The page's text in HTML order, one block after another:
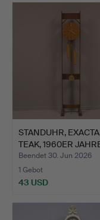
STANDUHR,
TEAK, 1960ER
Beendet 30. Jun 2026
1 Gebot
43 USD